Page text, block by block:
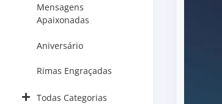
Mensagens
Apaixonadas
Aniversário
Rimas Engraçadas
Todas Categorias